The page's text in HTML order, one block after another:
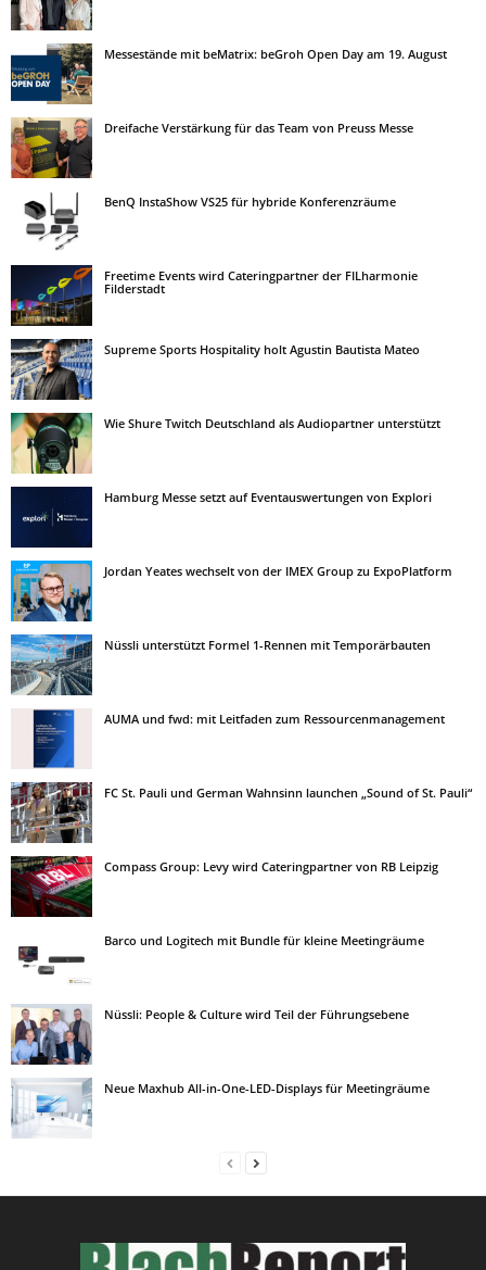
Messestände mit beMatrix: beGroh Open Day am 19. August
Dreifache Verstärkung für das Team von Preuss Messe
BenQ InstaShow VS25 für hybride Konferenzräume
Freetime Events wird Cateringpartner der FILharmonie
Filderstadt
Supreme Sports Hospitality holt Agustin Bautista Mateo
Wie Shure Twitch Deutschland als Audiopartner unterstützt
Hamburg Messe setzt auf Eventauswertungen von Explori
Jordan Yeates wechselt von der IMEX Group zu ExpoPlatform
Nüssli unterstützt Formel 1-Rennen mit Temporärbauten
AUMA und fwd: mit Leitfaden zum Ressourcenmanagement
FC St. Pauli und German Wahnsinn launchen „Sound of St. Pauli“
Compass Group: Levy wird Cateringpartner von RB Leipzig
Barco und Logitech mit Bundle für kleine Meetingräume
Nüssli: People & Culture wird Teil der Führungsebene
Neue Maxhub All-in-One-LED-Displays für Meetingräume